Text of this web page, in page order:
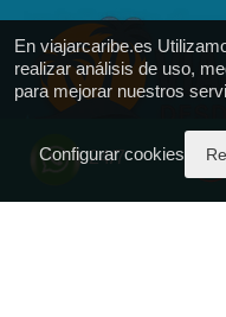
24/7
En viajarcaribe.es
realizar análisis de uso,
para mejorar nuestros
Configurar cookies